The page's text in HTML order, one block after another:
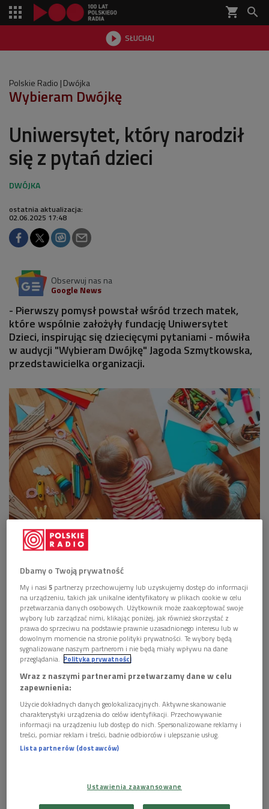
shopping_cart 
 SŁUCHAJ

Polskie Radio Dwójka
Wybieram Dwójkę
Uniwersytet, który narodził
się z pytań dzieci
ostatnia aktualizacja:
02.06.2025 17:48
Obserwuj nas na
Google News
- Pierwszy pomysł powstał wśród trzech matek,
które wspólnie założyły fundację Uniwersytet
Dzieci, inspirując się dziecięcymi pytaniami - mówiła
w audycji "Wybieram Dwójkę" Jagoda Szmytkowska,
przedstawicielka organizacji.
Od początku celem Uniwersytetu Dzieci było rozwijanie potencjału
twórczego i intelektualnego dzieci
>>> Słuchaj audycji na podcasty.polskieradio.pl
Fundacja Uniwersytet Dzieci obchodzi swoje 18. urodziny!Był
to pierwszy uniwersytet dziecięcyw Polsce. Dziś ma już
sporo swoich naśladowców.
Miejsce, które wspiera najmłodszych
- Działalność uniwersytecka dla dzieci bardzo się poszerzyła.
Jest też wiele uniwersytetów działających przy uczelniach.
Wszystko zaczęło się jednak od samych dzieci; od tego, że
dzieci zadają wiele pytań - tłumaczyłaJagoda Szmytkowska
Czytaj także:
Dbamy o Twoją prywatność
My i nasi5 partnerzy przechowujemy lub uzyskujemy dostęp do informacji
na urządzeniu, takich jak unikalne identyfikatory w plikach cookie w celu
przetwarzania danych osobowych. Użytkownik może zaakceptować swoje
wybory lub zarządzać nimi, klikając poniżej, jak również skorzystać z
prawa do sprzeciwu na podstawie prawnie uzasadnionego interesu lub w
dowolnym momencie na stronie polityki prywatności. Te wybory będą
sygnalizowane naszym partnerom i nie będą miały wpływu na dane
przeglądania. Polityka prywatności
Wraz z naszymi partnerami przetwarzamy dane w celu
zapewnienia:
Użycie dokładnych danych geolokalizacyjnych. Aktywne skanowanie
charakterystyki urządzenia do celów identyfikacji. Przechowywanie
informacji na urządzeniu lub dostęp do nich. Spersonalizowane reklamy i
treści, pomiar reklam i treści, badnie odbiorców i ulepszanie usług.
Lista partnerów (dostawców)
Ustawienia zaawansowane